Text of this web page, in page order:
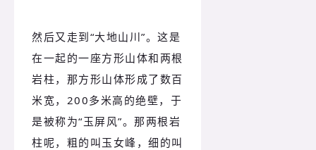
然后又走到“大地山川”。这是
在一起的一座方形山体和两根
岩柱，那方形山体形成了数百
米宽，200多米高的绝壁，于
是被称为“玉屏风”。那两根岩
柱呢，粗的叫玉女峰，细的叫